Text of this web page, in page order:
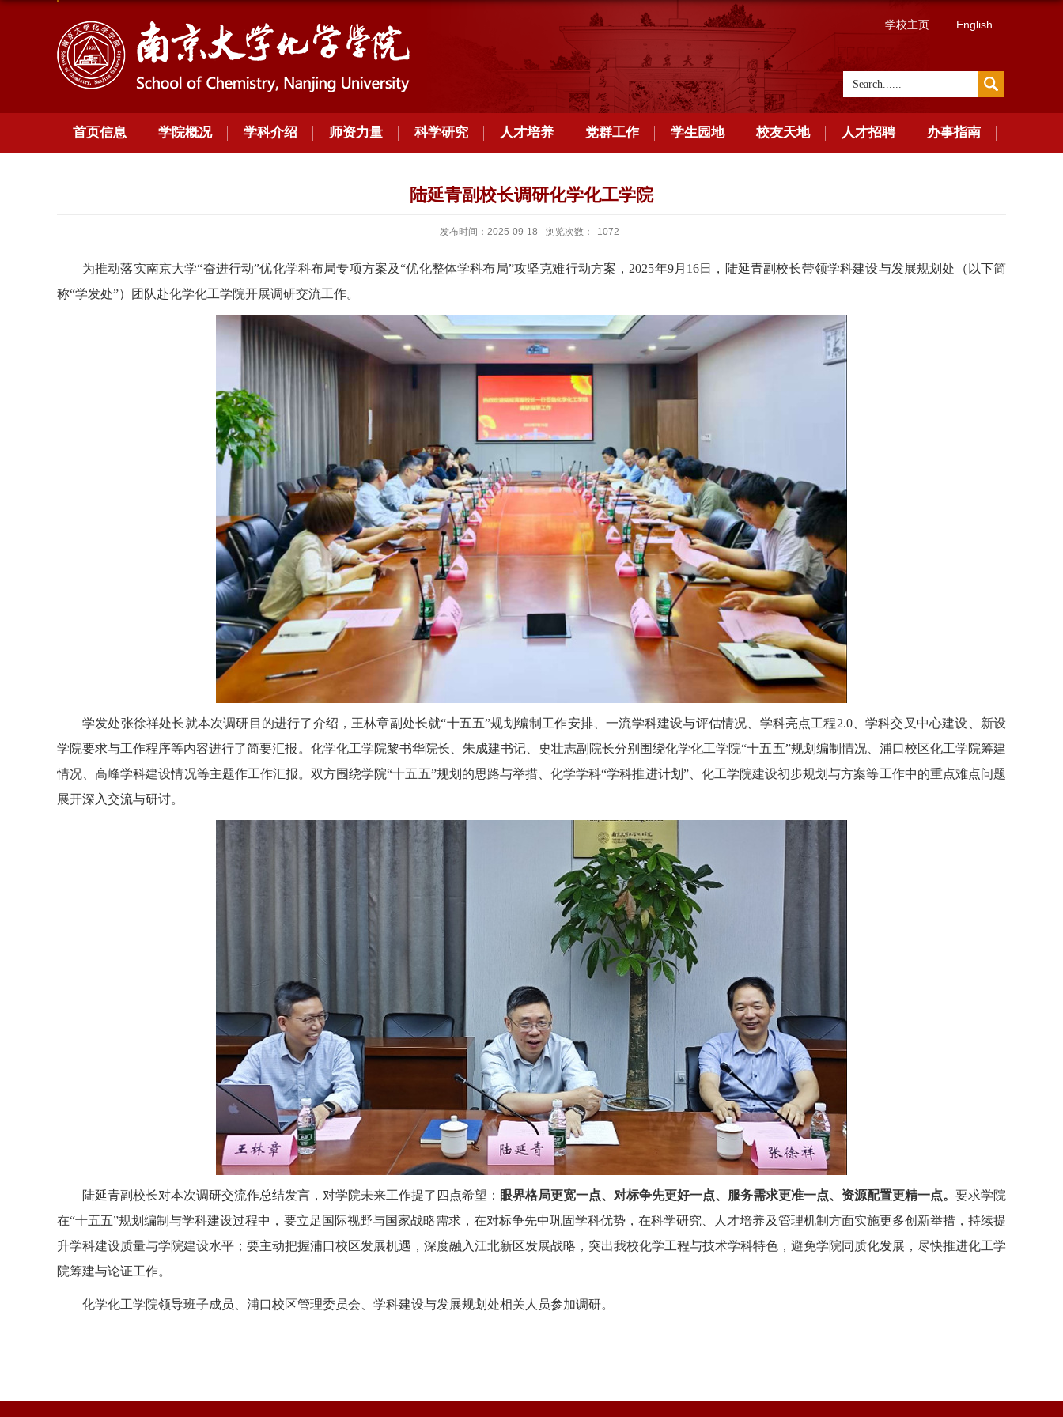
学校主页 English
首页信息 学院概况 学科介绍 师资力量 科学研究 人才培养 党群工作 学生园地 校友天地 人才招聘 办事指南
陆延青副校长调研化学化工学院
发布时间：2025-09-18 浏览次数： 1072
为推动落实南京大学“奋进行动”优化学科布局专项方案及“优化整体学科布局”攻坚克难行动方案，2025年9月16日，陆延青副校长带领学科建设与发展规划处（以下简
称“学发处”）团队赴化学化工学院开展调研交流工作。
学发处张徐祥处长就本次调研目的进行了介绍，王林章副处长就“十五五”规划编制工作安排、一流学科建设与评估情况、学科亮点工程2.0、学科交叉中心建设、新设
学院要求与工作程序等内容进行了简要汇报。化学化工学院黎书华院长、朱成建书记、史壮志副院长分别围绕化学化工学院“十五五”规划编制情况、浦口校区化工学院筹建
情况、高峰学科建设情况等主题作工作汇报。双方围绕学院“十五五”规划的思路与举措、化学学科“学科推进计划”、化工学院建设初步规划与方案等工作中的重点难点问题
展开深入交流与研讨。
陆延青副校长对本次调研交流作总结发言，对学院未来工作提了四点希望： 眼界格局更宽一点、对标争先更好一点、服务需求更准一点、资源配置更精一点。 要求学院
在“十五五”规划编制与学科建设过程中，要立足国际视野与国家战略需求，在对标争先中巩固学科优势，在科学研究、人才培养及管理机制方面实施更多创新举措，持续提
升学科建设质量与学院建设水平；要主动把握浦口校区发展机遇，深度融入江北新区发展战略，突出我校化学工程与技术学科特色，避免学院同质化发展，尽快推进化工学
院筹建与论证工作。
化学化工学院领导班子成员、浦口校区管理委员会、学科建设与发展规划处相关人员参加调研。